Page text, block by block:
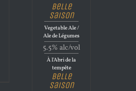
Belle
Saison
Vegetable Ale /
Ale de Légumes
5.5% alc/vol
À l'Abri de la
tempête
Belle
Saison